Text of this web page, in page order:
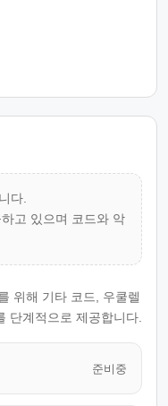
다.
고 있으며 코드와 악
위해 기타 코드, 우쿨렐
단계적으로 제공합니다.
준비중